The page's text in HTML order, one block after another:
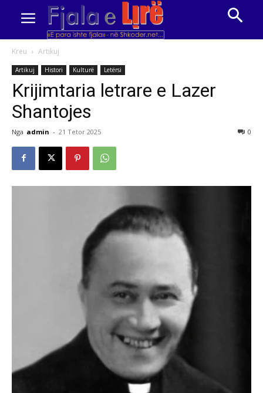
Kreu Artikuj
Artikuj Histori Kulturë Letërsi
Krijimtaria letrare e Lazer
Shantojes
Nga admin - 21 Tetor 2025 0